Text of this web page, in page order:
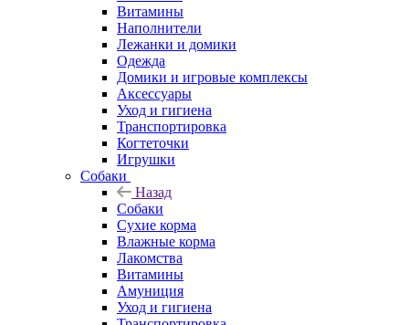
Витамины
Наполнители
Лежанки и домики
Одежда
Домики и игровые комплексы
Аксессуары
Уход и гигиена
Транспортировка
Когтеточки
Игрушки
Собаки
Назад
Собаки
Сухие корма
Влажные корма
Лакомства
Витамины
Амуниция
Уход и гигиена